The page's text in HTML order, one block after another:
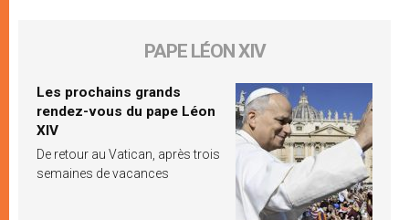
PAPE LÉON XIV
Les prochains grands
rendez-vous du pape Léon
XIV
De retour au Vatican, après trois
semaines de vacances